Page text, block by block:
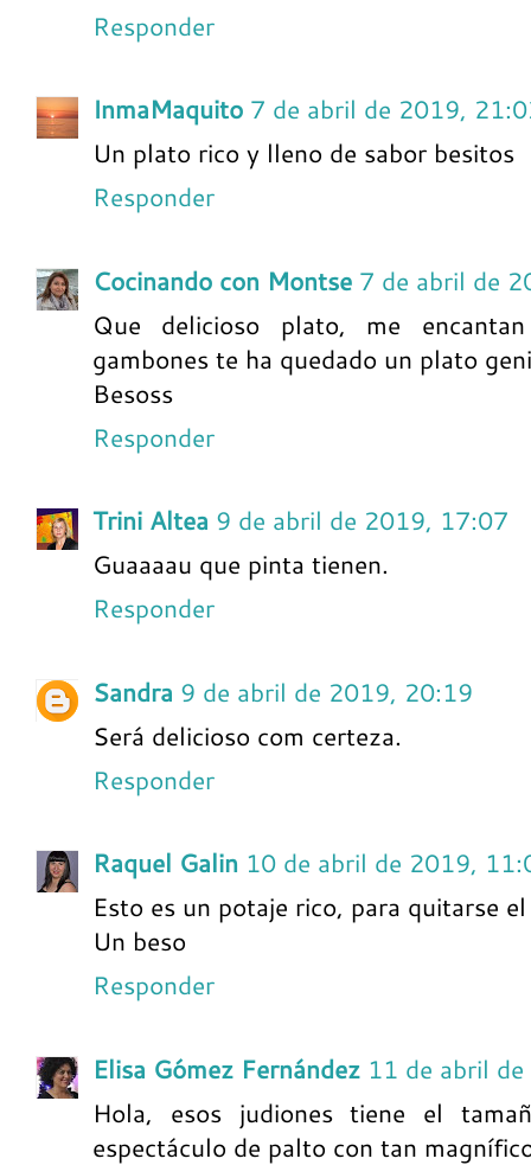
Responder
InmaMaquito 7 de abril de 2019,
Un plato rico y lleno de sabor besitos
Responder
Cocinando con Montse 7 de abril de
Que delicioso plato, me
gambones te ha quedado un plato
Besoss
Responder
Trini Altea 9 de abril de 2019, 17:07
Guaaaau que pinta tienen.
Responder
Sandra 9 de abril de 2019, 20:19
Será delicioso com certeza.
Responder
Raquel Galin 10 de abril de 2019,
Esto es un potaje rico, para quitarse
Un beso
Responder
Elisa Gómez Fernández 11 de abril
Hola, esos judiones tiene el
espectáculo de palto con tan